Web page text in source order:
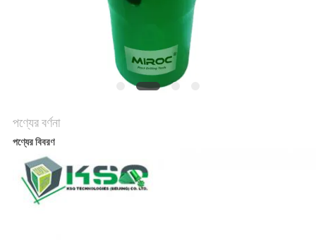
পণ্যের বর্ণনা
পণ্যের বিবরণ